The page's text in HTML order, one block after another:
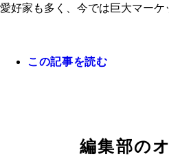
愛好家も多く、今では巨大マーケ
この記事を読む
編集部の